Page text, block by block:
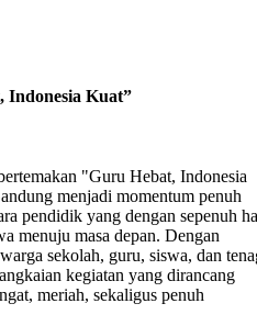
Indonesia Kuat”
"Guru Hebat, Indonesia
menjadi momentum penuh
pendidik yang dengan sepenuh
menuju masa depan. Dengan
sekolah, guru, siswa, dan
kegiatan yang dirancang
meriah, sekaligus penuh